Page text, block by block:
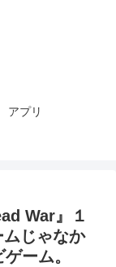
アプリ
War』１
ムじゃなか
ーム。